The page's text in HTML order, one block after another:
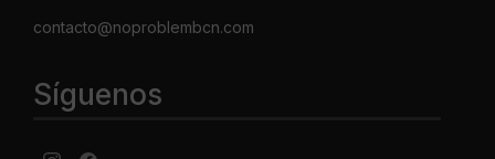
contacto@noproblembcn.com
Síguenos